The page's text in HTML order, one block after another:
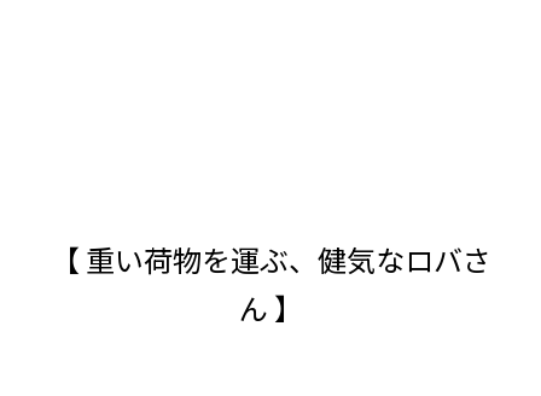
【 重い荷物を運ぶ、健気なロバさ
ん 】